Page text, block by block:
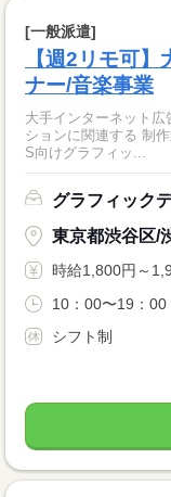
[一般派遣]
【週2リモ可
ナー/音楽事業
大手インターネット
ションに関連する 制作業務をお
S向けグラフィッ...
グラフィック
東京都渋谷区/
時給1,800円～
10：00〜19：
シフト制